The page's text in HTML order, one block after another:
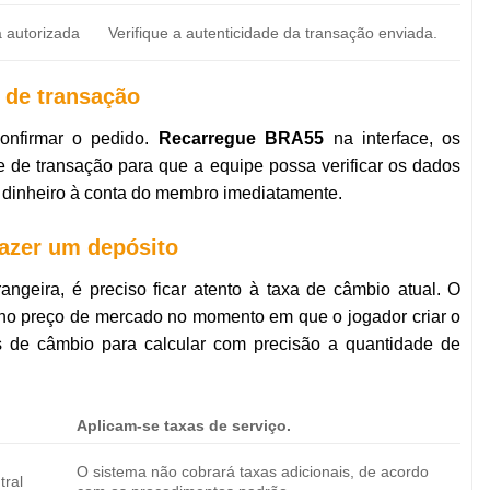
autorizada Verifique a autenticidade da transação enviada.
transação
o pedido. Recarregue BRA55 na interface, os
transação para que a equipe possa verificar os dados
à conta do membro imediatamente.
um depósito
é preciso ficar atento à taxa de câmbio atual. O
preço de mercado no momento em que o jogador criar o
câmbio para calcular com precisão a quantidade de
Aplicam-se taxas de serviço.
O sistema não cobrará taxas adicionais, de acordo